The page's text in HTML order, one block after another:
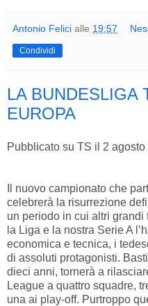
Antonio Felici alle 19:57
Condividi
LA BUNDESLIGA
EUROPA
Pubblicato su TS il 2 agosto
Il nuovo campionato che
celebrerà la risurrezione
un periodo in cui altri
la Liga e la nostra Serie A
economica e tecnica, i
di assoluti protagonisti.
dieci anni, tornerà a
League a quattro squadre,
una ai play-off. Purtroppo